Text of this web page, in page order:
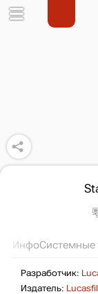
ИнфоСистемные
Разработчик:
Издатель: